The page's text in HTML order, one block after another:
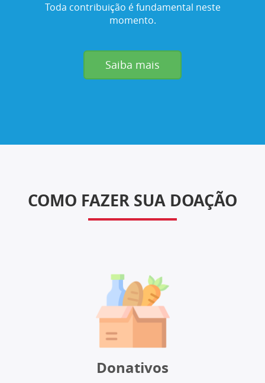
Toda contribuição é fundamental neste
momento.
Saiba mais
COMO FAZER SUA DOAÇÃO
Donativos